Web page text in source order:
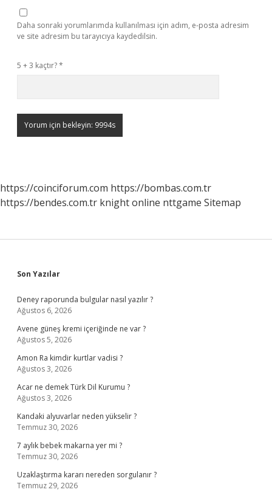
Daha sonraki yorumlarımda kullanılması için adım, e-posta adresim
ve site adresim bu tarayıcıya kaydedilsin.
5 + 3 kaçtır?*
https://coinciforum.com https://bombas.com.tr
https://bendes.com.tr knight online nttgame Sitemap
Sidebar
Son Yazılar
Deney raporunda bulgular nasıl yazılır ?
Ağustos 6, 2026
Avene güneş kremi içeriğinde ne var ?
Ağustos 5, 2026
Amon Ra kimdir kurtlar vadisi ?
Ağustos 3, 2026
Acar ne demek Türk Dil Kurumu ?
Ağustos 3, 2026
Kandaki alyuvarlar neden yükselir ?
Temmuz 30, 2026
7 aylık bebek makarna yer mi ?
Temmuz 30, 2026
Uzaklaştırma kararı nereden sorgulanır ?
Temmuz 29, 2026